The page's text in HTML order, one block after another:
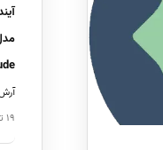
۱۹ تیر ۱۴۰۵